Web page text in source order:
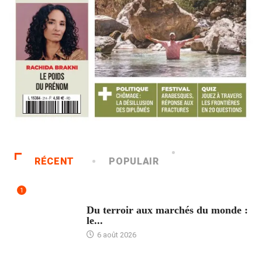
RÉCENT POPULAIR
1
Du terroir aux marchés du monde :
le...
6 août 2026